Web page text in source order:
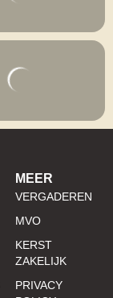
MEER
VERGADEREN
MVO
KERST
ZAKELIJK
PRIVACY